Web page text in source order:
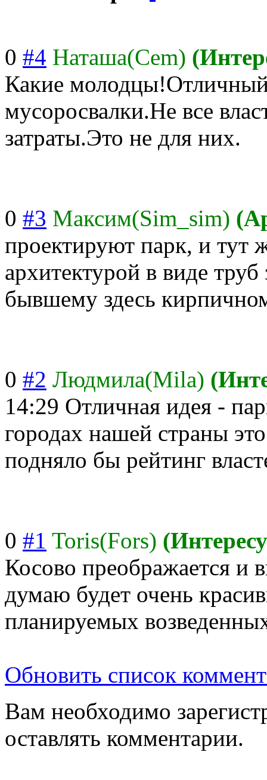
0 #4 Наташа(Cem)
Какие молодцы!Отличны
мусоросвалки.Не все
затраты.Это не для них.
0 #3 Максим(Sim_sim)
проектируют парк, и тут
архитектурой в виде труб
бывшему здесь
0 #2 Людмила(Mila)
14:29 Отличная идея -
городах нашей страны
подняло бы рейтинг
0 #1 Toris(Fors)
Косово преображается и
думаю будет очень
планируемых
Обновить список
Вам необходимо
оставлять комментарии.